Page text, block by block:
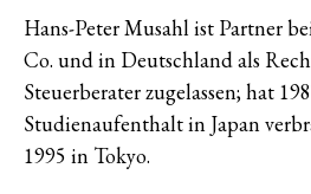
Hans-Peter Musahl ist Partner
Co. und in Deutschland als
Steuerberater zugelassen; hat
Studienaufenthalt in Japan
1995 in Tokyo.